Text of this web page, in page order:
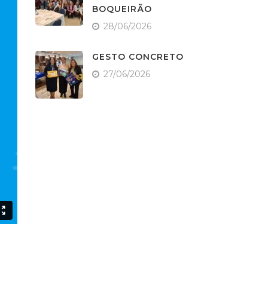
BOQUEIRÃO
28/06/2026
GESTO CONCRETO
27/06/2026